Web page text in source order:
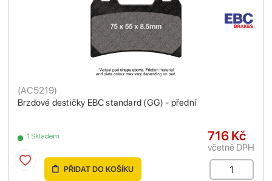
Brzdové destičky EBC standard (GG) - přední
(AC5219)
1 Skladem 716 Kč
včetně DPH
PŘIDAT DO KOŠÍKU